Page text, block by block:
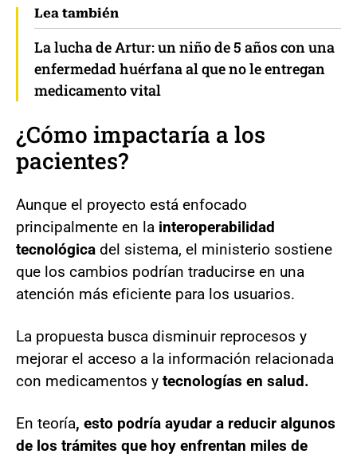
Lea también
La lucha de Artur: un niño de 5 años con una
enfermedad huérfana al que no le entregan
medicamento vital
¿Cómo impactaría a los
pacientes?
Aunque el proyecto está enfocado
principalmente en la interoperabilidad
tecnológica del sistema, el ministerio sostiene
que los cambios podrían traducirse en una
atención más eficiente para los usuarios.
La propuesta busca disminuir reprocesos y
mejorar el acceso a la información relacionada
con medicamentos y tecnologías en salud.
En teoría, esto podría ayudar a reducir algunos
de los trámites que hoy enfrentan miles de